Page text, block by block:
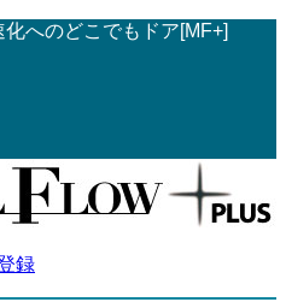
へのどこでもドア[MF+]